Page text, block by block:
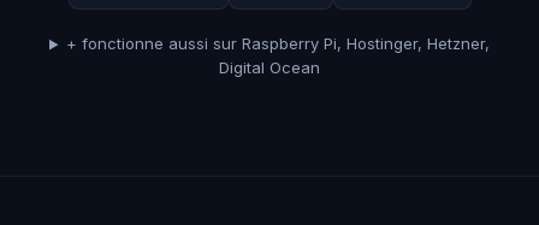
+ fonctionne aussi sur Raspberry Pi, Hostinger, Hetzner,
Digital Ocean